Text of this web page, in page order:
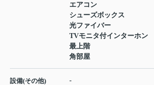
エアコン
シューズボックス
光ファイバー
TVモニタ付インターホン
最上階
角部屋
設備(その他) -